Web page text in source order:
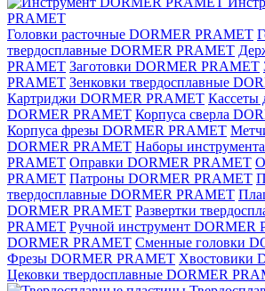
PRAMET
Головки расточные DORMER PRAMET
твердосплавные DORMER PRAMET
PRAMET Заготовки DORMER PRAMET
PRAMET Зенковки твердосплавные
Картриджи DORMER PRAMET Кассеты
DORMER PRAMET Корпуса сверла
Корпуса фрезы DORMER PRAMET
DORMER PRAMET Наборы
PRAMET Оправки DORMER PRAMET
PRAMET Патроны DORMER PRAMET
твердосплавные DORMER PRAMET
DORMER PRAMET Развертки
PRAMET Ручной инструмент DORMER
DORMER PRAMET Сменные головки
Фрезы DORMER PRAMET Хвостовики
Цековки твердосплавные DORMER